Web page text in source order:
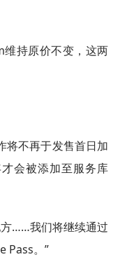
持原价不变，这两
将不再于发售首日加
会被添加至服务库
……我们将继续通过
Pass。”